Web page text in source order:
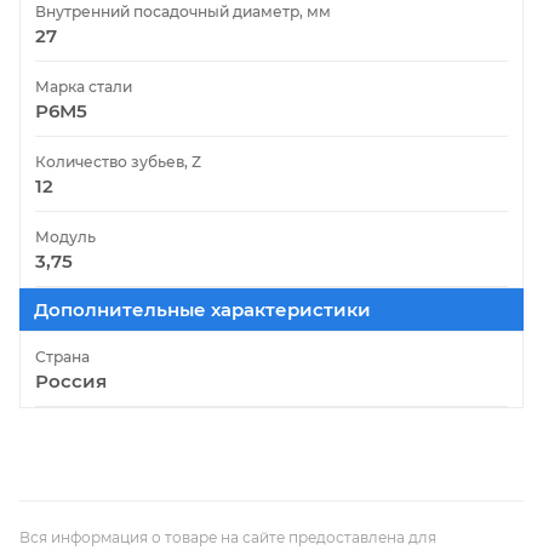
Внутренний посадочный диаметр, мм
27
Марка стали
Р6М5
Количество зубьев, Z
12
Модуль
3,75
Дополнительные характеристики
Страна
Россия
Вся информация о товаре на сайте предоставлена для